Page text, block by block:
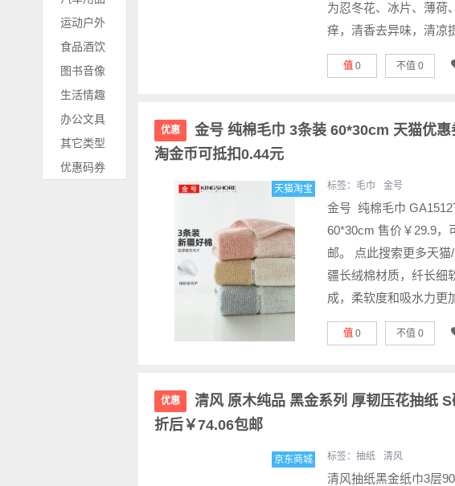
运动户外
食品酒饮
图书音像
生活情趣
办公文具
其它类型
优惠码券
为忍冬花、冰片、薄荷
痒，清香去异味，清凉
值 0 不值 0
优惠
金号 纯棉毛巾 3条装 60*30cm 天猫优惠
淘金币可抵扣0.44元
天猫淘宝 标签： 毛巾 金号
金号 纯棉毛巾
60*30cm 售价￥29.9，
邮。 点此搜索更多天
疆长绒棉材质，纤长细
成，柔软度和吸水力更
值 0 不值 0
优惠
清风 原木纯品 黑金系列 厚韧压花抽纸
折后￥74.06包邮
京东商城 标签： 抽纸 清风
清风抽纸黑金纸巾3层